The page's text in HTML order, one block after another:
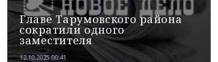
или через соц. сети
Главе Тарумовского района
сократили одного
заместителя
12.10.2025 00:41